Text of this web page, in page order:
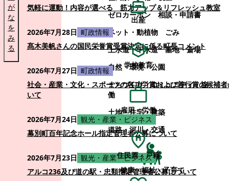
が
な
を
み
る
ゼロカーボン
相談・申請書
ペット・動植物
ごみ
上水道・下水道
墓地・斎場
自然・環境・公園
まちづくり・コミュニティ・協
働
土地・住宅・建築
道路・河川・交通
健康・福祉・子育て
気軽に運動！内容が選べる 筋力アップ＆リフレッシュ教室
2026年7月28日 町政情報
髙木美帆さんの国民栄誉賞受賞決定に係る町長コメント
2026年7月27日 町政情報
社会・産業・文化・スポーツの各功労賞および善行賞の候補
いて
2026年7月24日 観光・産業・ビジネス
幕別町百年記念ホール指定管理者公募について
2026年7月23日 観光・産業・ビジネス
アルコ236及び道の駅・忠類指定管理者公募について
出産
学校教育
雇用・労働
住民票・戸籍